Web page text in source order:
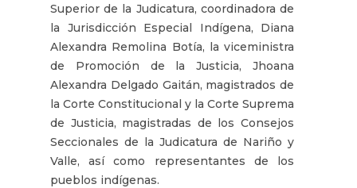
Superior de la Judicatura, coordinadora de
la Jurisdicción Especial Indígena, Diana
Alexandra Remolina Botía, la viceministra
de Promoción de la Justicia, Jhoana
Alexandra Delgado Gaitán, magistrados de
la Corte Constitucional y la Corte Suprema
de Justicia, magistradas de los Consejos
Seccionales de la Judicatura de Nariño y
Valle, así como representantes de los
pueblos indígenas.